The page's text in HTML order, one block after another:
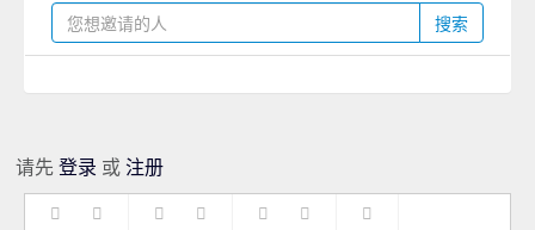
搜索
请先登录 或注册